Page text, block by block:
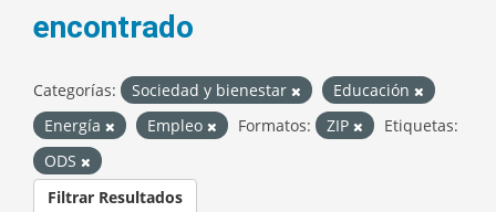
encontrado
Categorías: Sociedad y bienestar
Educación
Energía
Empleo Formatos: ZIP
Etiquetas:
ODS
Filtrar Resultados